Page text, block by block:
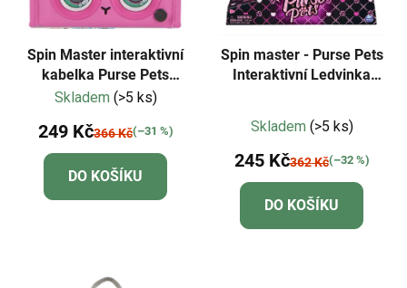
Spin Master interaktivní
kabelka Purse Pets
HOLLYHOPS králík
Skladem (>5 ks)
249 Kč366 Kč(–31 %)
DO KOŠÍKU
Spin master - Purse Pets
Interaktivní Ledvinka
hodnocení
produktu
je
4,7
z
Skladem (>5 ks)
245 Kč362 Kč(–32 %)
DO KOŠÍKU